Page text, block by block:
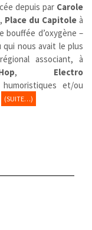
depuis parCarole
, Place du Capitole à
bouffée d’oxygène –
nous avait le plus
associant, à
, Electro
et/ou
(SUITE…)